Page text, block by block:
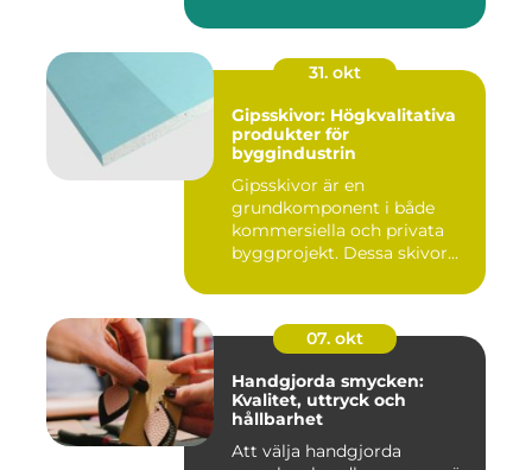
31. okt
Gipsskivor: Högkvalitativa
produkter för
byggindustrin
Gipsskivor är en
grundkomponent i både
kommersiella och privata
byggprojekt. Dessa skivor...
07. okt
Handgjorda smycken:
Kvalitet, uttryck och
hållbarhet
Att välja handgjorda